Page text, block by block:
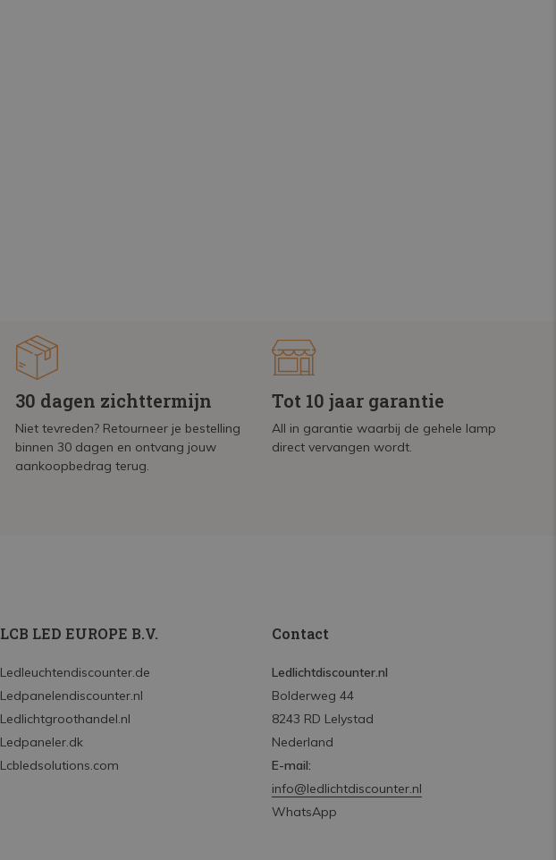
30 dagen zichttermijn
Niet tevreden? Retourneer je bestelling
binnen 30 dagen en ontvang jouw
aankoopbedrag terug.
Tot 10 jaar garantie
All in garantie waarbij de gehele lamp
direct vervangen wordt.
LCB LED EUROPE B.V.
Ledleuchtendiscounter.de
Ledpanelendiscounter.nl
Ledlichtgroothandel.nl
Ledpaneler.dk
Lcbledsolutions.com
Contact
Ledlichtdiscounter.nl
Bolderweg 44
8243 RD Lelystad
Nederland
E-mail:
info@ledlichtdiscounter.nl
WhatsApp